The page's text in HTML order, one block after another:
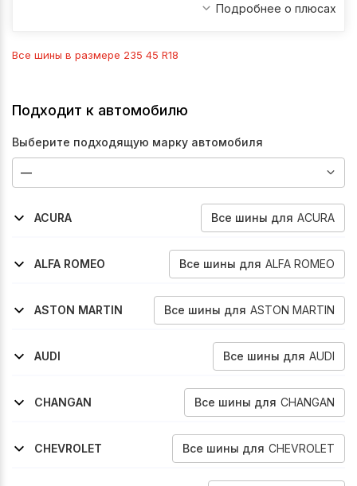
Подробнее о плюсах
Все шины в размере 235 45 R18
Подходит к автомобилю
Выберите подходящую марку автомобиля
ACURA Все шины для ACURA
2008-2014
ALFA ROMEO
Все шины для ALFA ROMEO
2005-2011
2006-2011
ASTON MARTIN
Все шины для ASTON MARTIN
2005-2017
AUDI
Все шины для AUDI
2001-2002
2006-2011
2019-2026
2024-2026
2024-2026
CHANGAN
Все шины для CHANGAN
2022-2026
2025-2026
CHEVROLET
Все шины для CHEVROLET
2011-2016